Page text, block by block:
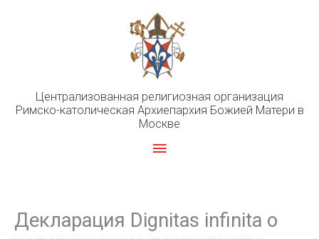
Централизованная религиозная организация
Римско-католическая Архиепархия Божией Матери в
Москве
Главное
Декларация Dignitas infinita о